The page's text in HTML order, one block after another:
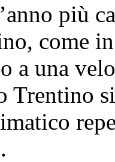
più
come
a una
Trentino